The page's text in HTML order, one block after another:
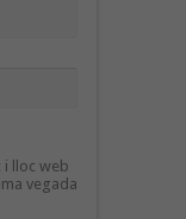
i lloc web
vegada